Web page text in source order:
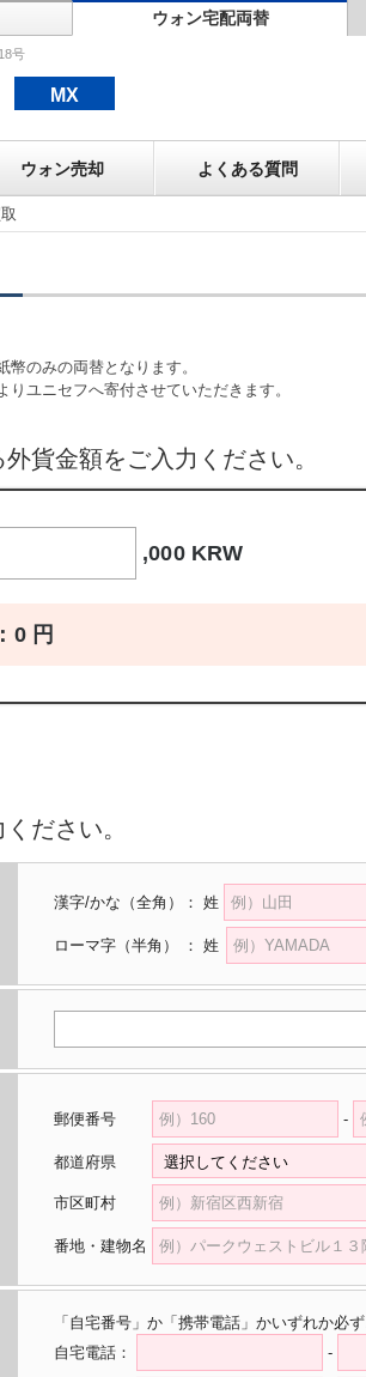
ウォン宅配両替
号
MX
ウォン売却 よくある質問
ウォン売却
のみの両替となります。
ユニセフへ寄付させていただきます。
貨金額をご入力ください。
,000 KRW
0円
ださい。
漢字/かな （全角） ： 姓
ローマ字 （半角） ： 姓
郵便番号 -
都道府県
市区町村
番地・建物名
「自宅番号」か「携帯電話」かいずれか必
自宅電話：
-